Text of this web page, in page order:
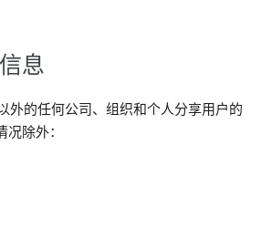
息
外的任何公司、组织和个人分享用户的
除外：